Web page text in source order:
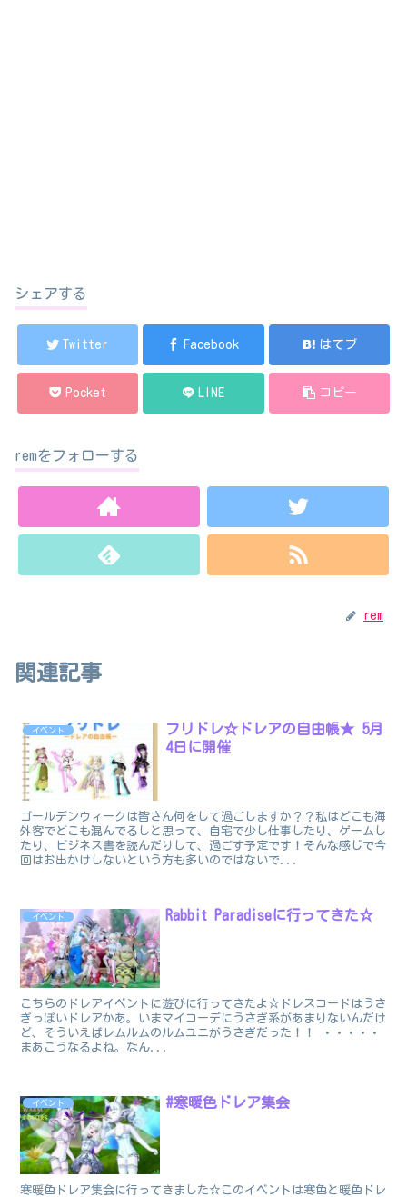
シェアする
Twitter Facebook はてブ
Pocket LINE コピー
remをフォローする
rem
関連記事
イベント
フリドレ☆ドレアの自由帳★ 5月
4日に開催
ゴールデンウィークは皆さん何をして過ごしますか？？私はどこも海
外客でどこも混んでるしと思って、自宅で少し仕事したり、ゲームし
たり、ビジネス書を読んだりして、過ごす予定です！そんな感じで今
回はお出かけしないという方も多いのではないで...
イベント Rabbit Paradiseに行ってきた☆
こちらのドレアイベントに遊びに行ってきたよ☆ドレスコードはうさ
ぎっぽいドレアかあ。いまマイコーデにうさぎ系があまりないんだけ
ど、そういえばレムルムのルムユニがうさぎだった！！ ・・・・・
まあこうなるよね。なん...
イベント #寒暖色ドレア集会
寒暖色ドレア集会に行ってきました☆このイベントは寒色と暖色ドレ